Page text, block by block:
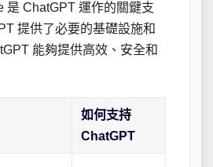
是 ChatGPT 運作的關鍵支
提供了必要的基礎設施和
能夠提供高效、安全和
如何支持
ChatGPT